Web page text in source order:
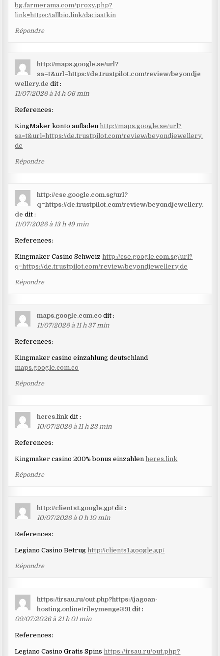
bg.farmerama.com/proxy.php?
link=https://allbio.link/daciaatkin
Répondre
http://maps.google.se/url?
sa=t&url=https://de.trustpilot.com/review/beyondje
wellery.de dit :
11/07/2026 à 14 h 06 min
References:
KingMaker konto aufladen http://maps.google.se/url?
sa=t&url=https://de.trustpilot.com/review/beyondjewellery.
de
Répondre
http://cse.google.com.sg/url?
q=https://de.trustpilot.com/review/beyondjewellery.
de dit :
11/07/2026 à 13 h 49 min
References:
Kingmaker Casino Schweizhttp://cse.google.com.sg/url?
q=https://de.trustpilot.com/review/beyondjewellery.de
Répondre
maps.google.com.co dit :
11/07/2026 à 11 h 37 min
References:
Kingmaker casino einzahlung deutschland
maps.google.com.co
Répondre
heres.link dit :
10/07/2026 à 11 h 23 min
References:
Kingmaker casino 200% bonus einzahlenheres.link
Répondre
http://clients1.google.gp/ dit :
10/07/2026 à 0 h 10 min
References:
Legiano Casino Betrug http://clients1.google.gp/
Répondre
https://irsau.ru/out.php?https://jagoan-
hosting.online/rileymenge391 dit :
09/07/2026 à 21 h 01 min
References:
Legiano Casino Gratis Spinshttps://irsau.ru/out.php?